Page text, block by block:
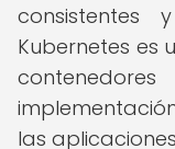
consistentes
Kubernetes es
las